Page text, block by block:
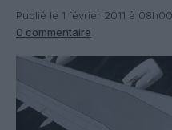
Publié le 1 février 2011 à 08h00
0 commentaire